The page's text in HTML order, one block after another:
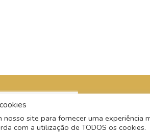
nosso site para fornecer uma
com a utilização de TODOS os cookies.